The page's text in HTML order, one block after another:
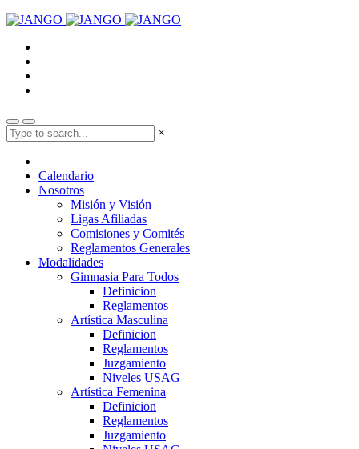
×
Calendario
Nosotros
Misión y Visión
Ligas Afiliadas
Comisiones y Comités
Reglamentos Generales
Modalidades
Gimnasia Para Todos
Definicion
Reglamentos
Artística Masculina
Definicion
Reglamentos
Juzgamiento
Niveles USAG
Artística Femenina
Definicion
Reglamentos
Juzgamiento